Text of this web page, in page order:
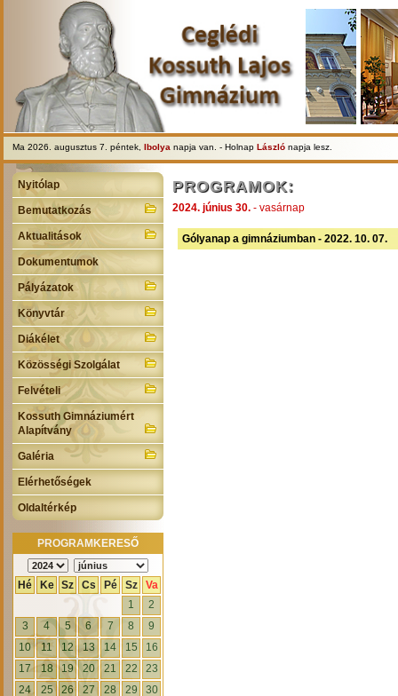
Ma 2026. augusztus 7. péntek, Ibolya napja van. - Holnap László napja lesz.
Nyitólap
Bemutatkozás
Aktualitások
Dokumentumok
Pályázatok
Könyvtár
Diákélet
Közösségi Szolgálat
Felvételi
Kossuth Gimnáziumért
Alapítvány
Galéria
Elérhetőségek
Oldaltérkép
PROGRAMKERESŐ
Hé Ke Sz Cs Pé Sz
Va
1
2
3
4 5 6 7 8
9
10
11 12 13 14 15
16
17
18 19 20 21 22
23
24
25 26 27 28 29 30
PROGRAMOK:
2024. június 30. - vasárnap
Gólyanap a gimnáziumban - 2022. 10. 07.